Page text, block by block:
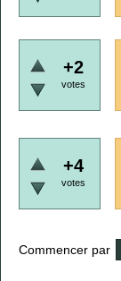
+2
votes
+4
votes
Commencer par